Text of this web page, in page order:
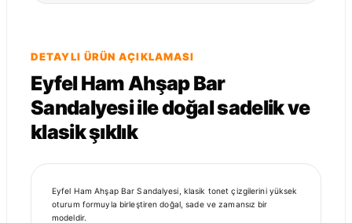
DETAYLI ÜRÜN AÇIKLAMASI
Eyfel Ham Ahşap Bar
Sandalyesi ile doğal sadelik ve
klasik şıklık
Eyfel Ham Ahşap Bar Sandalyesi, klasik tonet çizgilerini yüksek
oturum formuyla birleştiren doğal, sade ve zamansız bir
modeldir.